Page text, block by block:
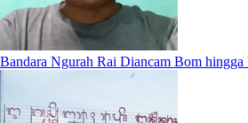
Bandara Ngurah Rai Diancam Bom